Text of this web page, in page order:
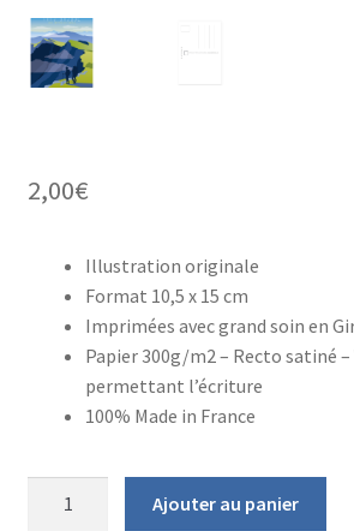
2,00€
Illustration originale
Format 10,5 x 15 cm
Imprimées avec grand soin en
Papier 300g/m2 – Recto satiné
permettant l’écriture
100% Made in France
Ajouter au panier